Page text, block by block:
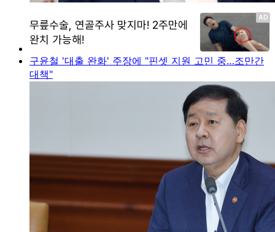
구윤철 '대출 완화' 주장에 "핀셋 지원 고민 중…조만간
대책"